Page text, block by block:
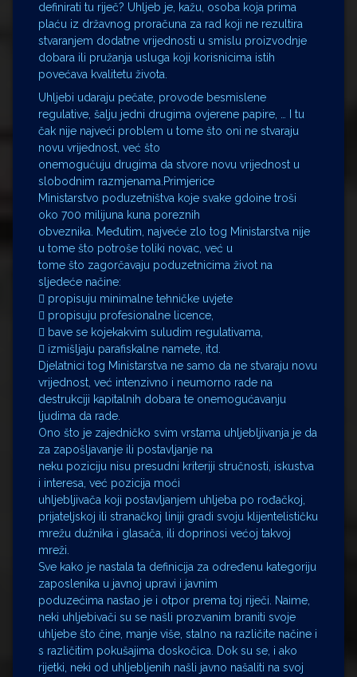
definirati tu riječ? Uhljeb je, kažu, osoba koja prima
plaću iz državnog proračuna za rad koji ne rezultira
stvaranjem dodatne vrijednosti u smislu proizvodnje
dobara ili pružanja usluga koji korisnicima istih
povećava kvalitetu života.
Uhljebi udaraju pečate, provode besmislene
regulative, šalju jedni drugima ovjerene papire, … I tu
čak nije najveći problem u tome što oni ne stvaraju
novu vrijednost, već što
onemogućuju drugima da stvore novu vrijednost u
slobodnim razmjenama.Primjerice
Ministarstvo poduzetništva koje svake gdoine troši
oko 700 milijuna kuna poreznih
obveznika. Međutim, najveće zlo tog Ministarstva nije
u tome što potroše toliki novac, već u
tome što zagorčavaju poduzetnicima život na
sljedeće načine:
 propisuju minimalne tehničke uvjete
 propisuju profesionalne licence,
 bave se kojekakvim suludim regulativama,
 izmišljaju parafiskalne namete, itd.
Djelatnici tog Ministarstva ne samo da ne stvaraju novu
vrijednost, već intenzivno i neumorno rade na
destrukciji kapitalnih dobara te onemogućavanju
ljudima da rade.
Ono što je zajedničko svim vrstama uhljebljivanja je da
za zapošljavanje ili postavljanje na
neku poziciju nisu presudni kriteriji stručnosti, iskustva
i interesa, već pozicija moći
uhljebljivača koji postavljanjem uhljeba po rođačkoj,
prijateljskoj ili stranačkoj liniji gradi svoju klijentelističku
mrežu dužnika i glasača, ili doprinosi većoj takvoj
mreži.
Sve kako je nastala ta definicija za određenu kategoriju
zaposlenika u javnoj upravi i javnim
poduzećima nastao je i otpor prema toj riječi. Naime,
neki uhljebivači su se našli prozvanim braniti svoje
uhljebe što čine, manje više, stalno na različite načine i
s različitim pokušajima doskočica. Dok su se, i ako
rijetki, neki od uhljebljenih našli javno našaliti na svoj